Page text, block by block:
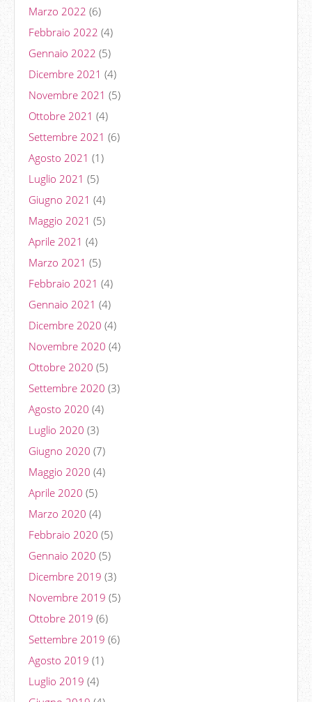
Marzo 2022 (6)
Febbraio 2022 (4)
Gennaio 2022 (5)
Dicembre 2021 (4)
Novembre 2021 (5)
Ottobre 2021 (4)
Settembre 2021 (6)
Agosto 2021 (1)
Luglio 2021 (5)
Giugno 2021 (4)
Maggio 2021 (5)
Aprile 2021 (4)
Marzo 2021 (5)
Febbraio 2021 (4)
Gennaio 2021 (4)
Dicembre 2020 (4)
Novembre 2020 (4)
Ottobre 2020 (5)
Settembre 2020 (3)
Agosto 2020 (4)
Luglio 2020 (3)
Giugno 2020 (7)
Maggio 2020 (4)
Aprile 2020 (5)
Marzo 2020 (4)
Febbraio 2020 (5)
Gennaio 2020 (5)
Dicembre 2019 (3)
Novembre 2019 (5)
Ottobre 2019 (6)
Settembre 2019 (6)
Agosto 2019 (1)
Luglio 2019 (4)